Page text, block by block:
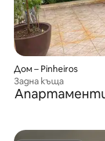
Дом – Pinheiros
Задна къща